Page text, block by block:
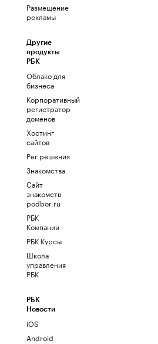
Размещение
рекламы
Другие
продукты
РБК
Облако для
бизнеса
Корпоративный
регистратор
доменов
Хостинг
сайтов
Рег.решения
Знакомства
Сайт
знакомств
podbor.ru
РБК
Компании
РБК Курсы
Школа
управления
РБК
РБК
Новости
iOS
Android